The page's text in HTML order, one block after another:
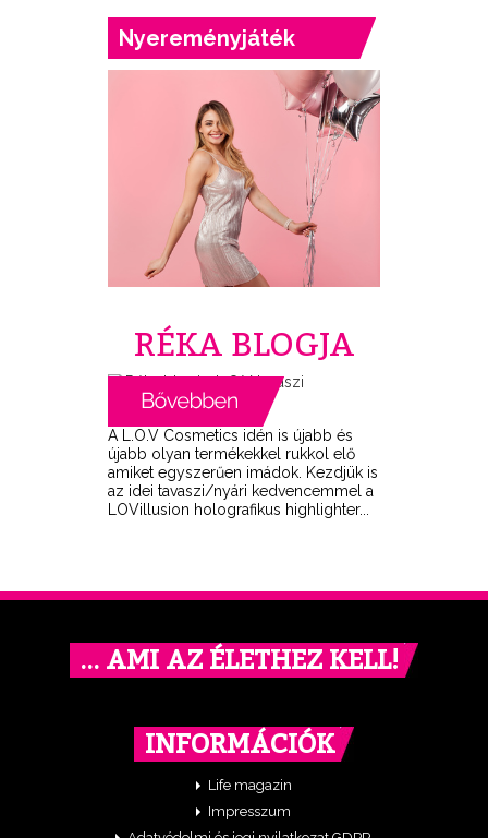
Nyereményjáték
RÉKA BLOGJA
A L.O.V Cosmetics idén is újabb és
újabb olyan termékekkel rukkol elő
amiket egyszerűen imádok. Kezdjük is
az idei tavaszi/nyári kedvencemmel a
LOVillusion holografikus highlighter...
… AMI AZ ÉLETHEZ KELL!
INFORMÁCIÓK
Life magazin
Impresszum